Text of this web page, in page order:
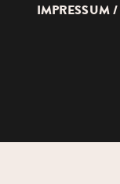
IMPRESSUM